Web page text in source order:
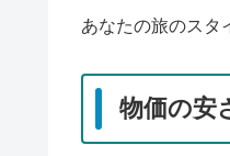
あなたの旅のスタ
物価の安